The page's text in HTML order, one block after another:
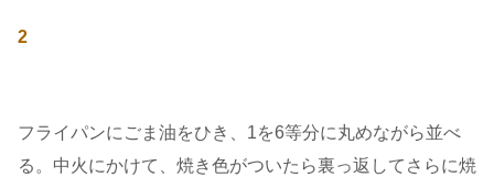
2
フライパンにごま油をひき、1を6等分に丸めながら並べ
る。中火にかけて、焼き色がついたら裏っ返してさらに焼